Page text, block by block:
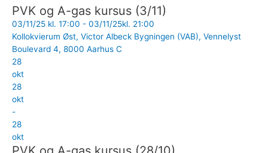
PVK og A-gas kursus (3/11)
03/11/25 kl. 17:00 - 03/11/25kl. 21:00
Kollokvierum Øst, Victor Albeck Bygningen (VAB), Vennelyst
Boulevard 4, 8000 Aarhus C
28
okt
28
okt
-
28
okt